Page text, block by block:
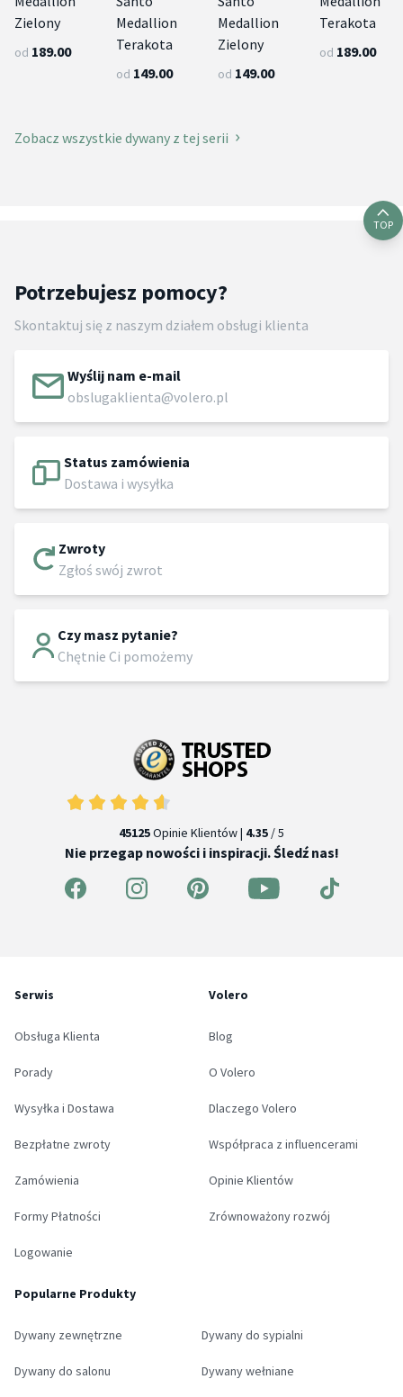
Zielony
od 189.00
Medallion
Terakota
od 149.00
Medallion
Zielony
od 149.00
Terakota
od 189.00
Zobacz wszystkie dywany z tej serii
TOP
Potrzebujesz pomocy?
Skontaktuj się z naszym działem obsługi klienta
Wyślij nam e-mail
obslugaklienta@volero.pl
Status zamówienia
Dostawa i wysyłka
Zwroty
Zgłoś swój zwrot
Czy masz pytanie?
Chętnie Ci pomożemy
45125Opinie Klientów | 4.35 / 5
Nie przegap nowości i inspiracji. Śledź nas!
Serwis
Obsługa Klienta
Porady
Wysyłka i Dostawa
Bezpłatne zwroty
Zamówienia
Formy Płatności
Logowanie
Volero
Blog
O Volero
Dlaczego Volero
Współpraca z influencerami
Opinie Klientów
Zrównoważony rozwój
Popularne Produkty
Dywany zewnętrzne Dywany do sypialni
Dywany do salonu Dywany wełniane